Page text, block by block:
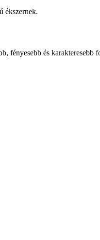
ékszernek.
fényesebb és karakteresebb